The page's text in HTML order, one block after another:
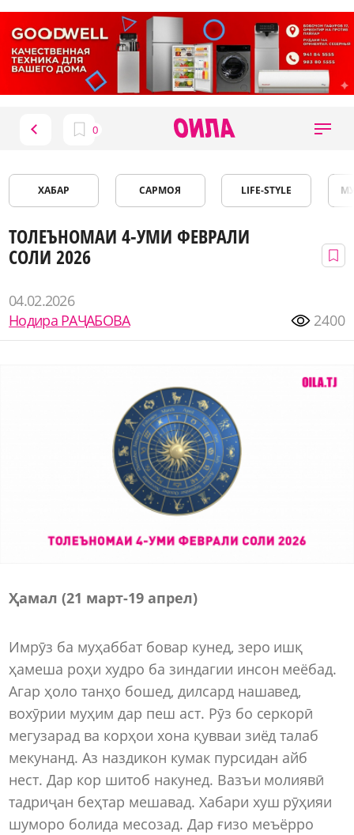
ХАБАР САРМОЯ LIFE-STYLE
ТОЛЕЪНОМАИ 4-УМИ ФЕВРАЛИ
СОЛИ 2026
04.02.2026
Нодира РАҶАБОВА
2400
Ҳамал (21 март-19 апрел)
Имрӯз ба муҳаббат бовар кунед, зеро ишқ
ҳамеша роҳи худро ба зиндагии инсон меёбад.
Агар ҳоло танҳо бошед, дилсард нашавед,
вохӯрии муҳим дар пеш аст. Рӯз бо серкорӣ
мегузарад ва корҳои хона қувваи зиёд талаб
мекунанд. Аз наздикон кумак пурсидан айб
нест. Дар кор шитоб накунед. Вазъи молиявӣ
тадриҷан беҳтар мешавад. Хабари хуш рӯҳияи
шуморо болида месозад. Дар ғизо меъёрро